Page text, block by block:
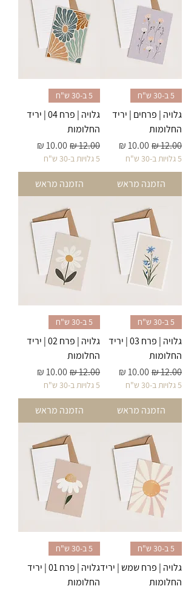
5 ב-30 ש"ח
גלויה | פרחים | יריד
החלומות
מחיר רגילמחיר מבצע
5 גלויות ב-30 ש"ח
הזמנה מראש
5 ב-30 ש"ח
גלויה | פרח 04 | יריד
החלומות
מחיר רגילמחיר מבצע
5 גלויות ב-30 ש"ח
הזמנה מראש
5 ב-30 ש"ח
גלויה | פרח 03 | יריד
החלומות
מחיר רגילמחיר מבצע
5 גלויות ב-30 ש"ח
הזמנה מראש
5 ב-30 ש"ח
גלויה | פרח 02 | יריד
החלומות
מחיר רגילמחיר מבצע
5 גלויות ב-30 ש"ח
הזמנה מראש
5 ב-30 ש"ח
גלויה | פרח שמש | יריד
החלומות
5 ב-30 ש"ח
גלויה | פרח 01 | יריד
החלומות